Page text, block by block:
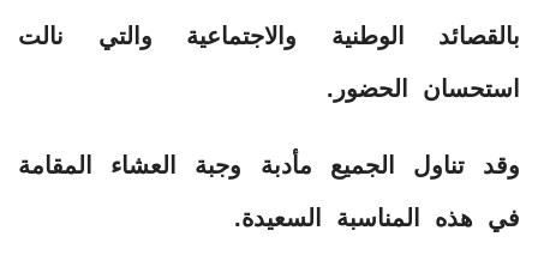
بالقصائد الوطنية والاجتماعية والتي نالت
استحسان الحضور.
وقد تناول الجميع مأدبة وجبة العشاء المقامة
في هذه المناسبة السعيدة.